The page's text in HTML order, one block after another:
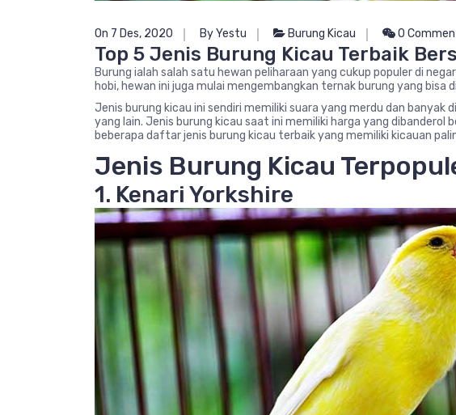
On 7 Des, 2020 By Yestu Burung Kicau 0
Top 5 Jenis Burung Kicau Terbaik
Burung ialah salah satu hewan peliharaan yang cukup populer di
hobi, hewan ini juga mulai mengembangkan ternak burung yang bisa
Jenis burung kicau ini sendiri memiliki suara yang merdu dan
yang lain. Jenis burung kicau saat ini memiliki harga yang dibanderol
beberapa daftar jenis burung kicau terbaik yang memiliki kicauan
Jenis Burung Kicau
1. Kenari Yorkshire